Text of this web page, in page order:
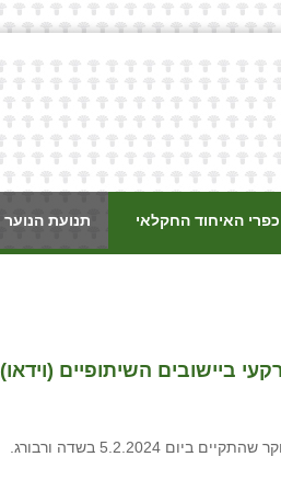
כפרי האיחוד החקלאי תנועת הנוער
ביישובים השיתופיים (וידאו)
בשדה ורבורג.